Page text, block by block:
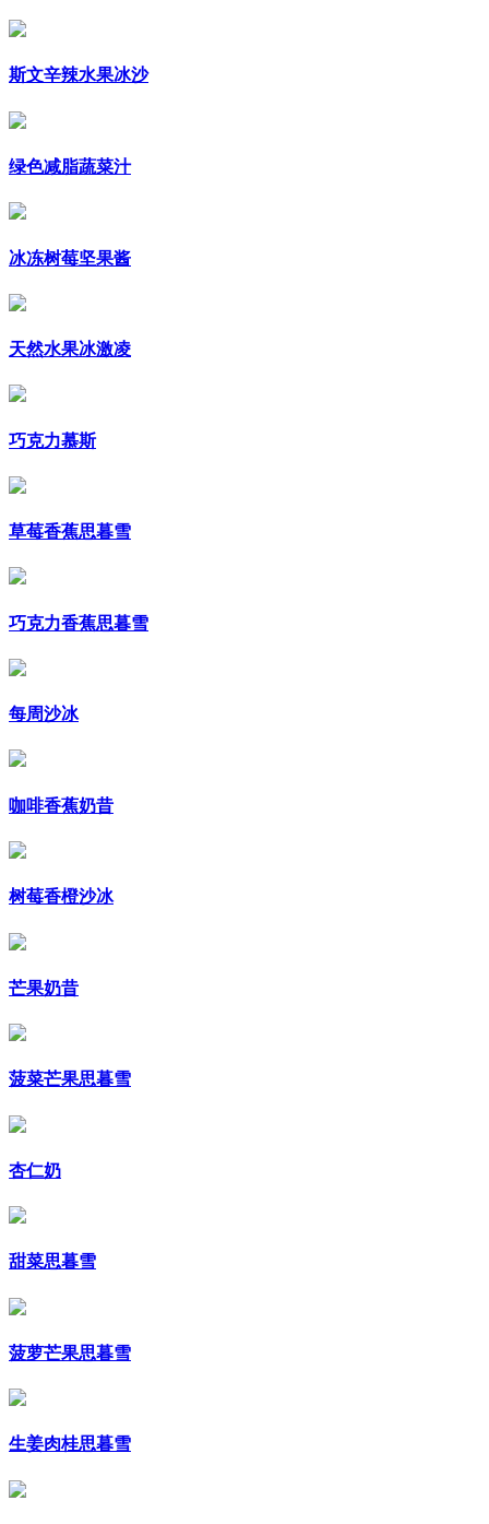
斯文辛辣水果冰沙
绿色减脂蔬菜汁
冰冻树莓坚果酱
天然水果冰激凌
巧克力慕斯
草莓香蕉思暮雪
巧克力香蕉思暮雪
每周沙冰
咖啡香蕉奶昔
树莓香橙沙冰
芒果奶昔
菠菜芒果思暮雪
杏仁奶
甜菜思暮雪
菠萝芒果思暮雪
生姜肉桂思暮雪